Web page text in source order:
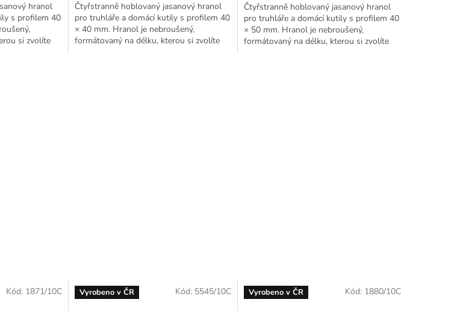
hranol
s profilem 40
si zvolíte
Čtyřstranně hoblovaný jasanový hranol
pro truhláře a domácí kutily s profilem 40
× 40 mm. Hranol je nebroušený,
formátovaný na délku, kterou si zvolíte
Čtyřstranně hoblovaný jasanový hranol
pro truhláře a domácí kutily s profilem 40
× 50 mm. Hranol je nebroušený,
formátovaný na délku, kterou si zvolíte
Kód: 1871/10C Vyrobeno v ČR Kód: 5545/10C Vyrobeno v ČR Kód: 1880/10C